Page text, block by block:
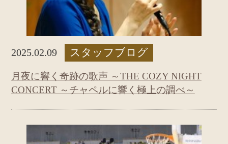
2025.02.09 スタッフブログ
月夜に響く奇跡の歌声 ～THE COZY NIGHT
CONCERT ～チャペルに響く極上の調べ～